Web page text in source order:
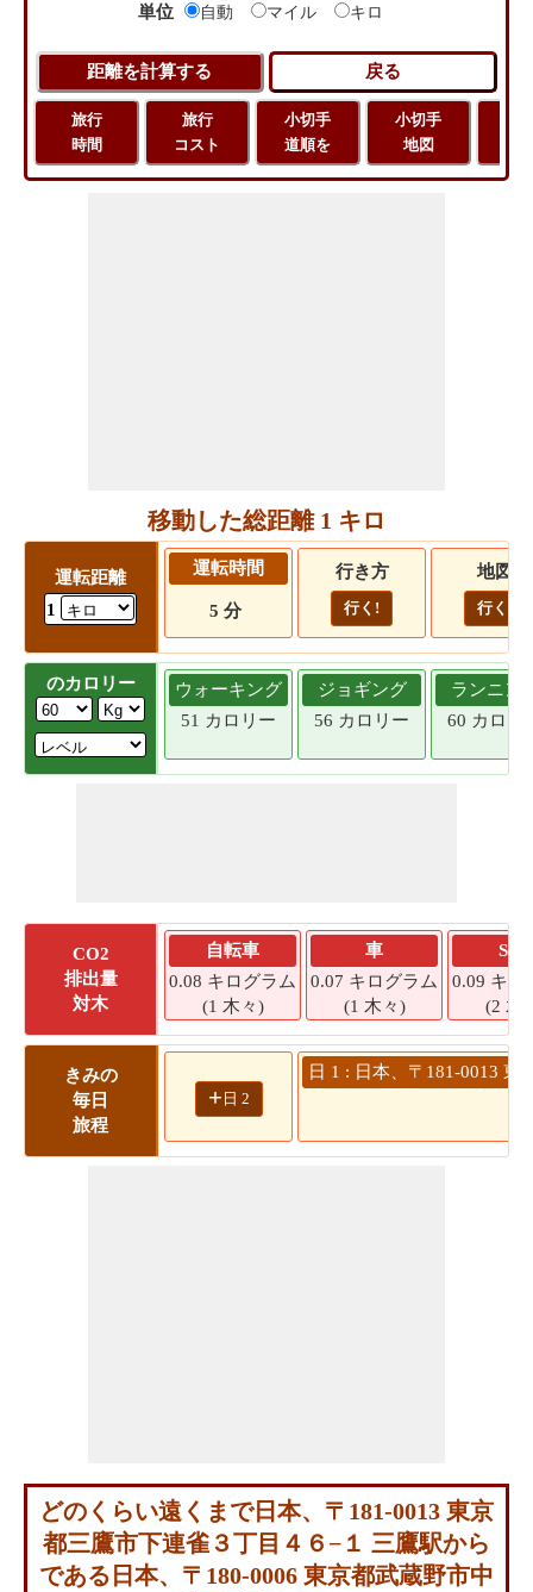
単位 自動 マイル キロ
旅行
時間
旅行
コスト
小切手
道順を
小切手
地図
移動した総距離 1 キロ
運転距離
1
運転時間
5 分
行き方
行く!
地図
行く!
のカロリー
ウォーキング
51 カロリー
ジョギング
56 カロリー
ランニン
60 カロリ
CO2
排出量
対木
自転車
0.08 キログラム
(1 木々)
車
0.07 キログラム
(1 木々)
SUV
0.09 キロ
(2 木
きみの
毎日
旅程
+ 日 2
日 1 : 日本、〒181-0013
どのくらい遠くまで日本、〒181-0013 東京
都三鷹市下連雀３丁目４６−１ 三鷹駅から
である日本、〒180-0006 東京都武蔵野市中